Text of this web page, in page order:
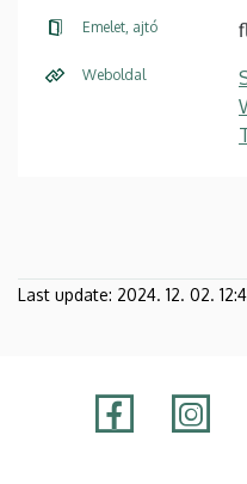
Emelet, ajtó
Weboldal
Last update: 2024. 12. 02.